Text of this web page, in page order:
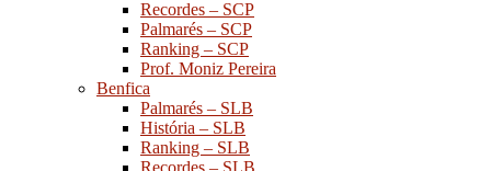
Recordes – SCP
Palmarés – SCP
Ranking – SCP
Prof. Moniz Pereira
Benfica
Palmarés – SLB
História – SLB
Ranking – SLB
Recordes – SLB